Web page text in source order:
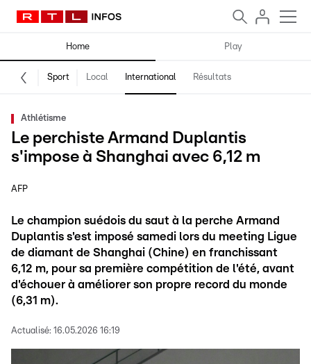
Home Play
Sport Local International Résultats
Athlétisme
Le perchiste Armand Duplantis
s'impose à Shanghai avec 6,12 m
AFP
Le champion suédois du saut à la perche Armand
Duplantis s'est imposé samedi lors du meeting Ligue
de diamant de Shanghai (Chine) en franchissant
6,12 m, pour sa première compétition de l'été, avant
d'échouer à améliorer son propre record du monde
(6,31 m).
Actualisé: 16.05.2026 16:19